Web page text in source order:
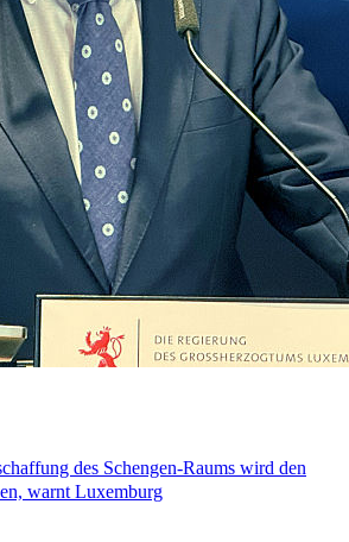
des Schengen-Raums wird den
warnt Luxemburg